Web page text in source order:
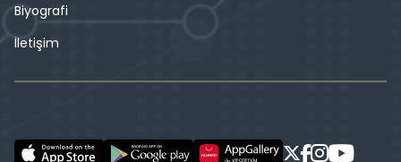
Biyografi
İletişim